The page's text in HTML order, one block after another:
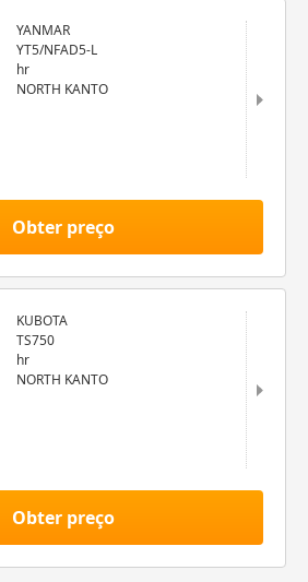
YANMAR
YT5/NFAD5-L
hr
NORTH KANTO
Obter preço
KUBOTA
TS750
hr
NORTH KANTO
Obter preço